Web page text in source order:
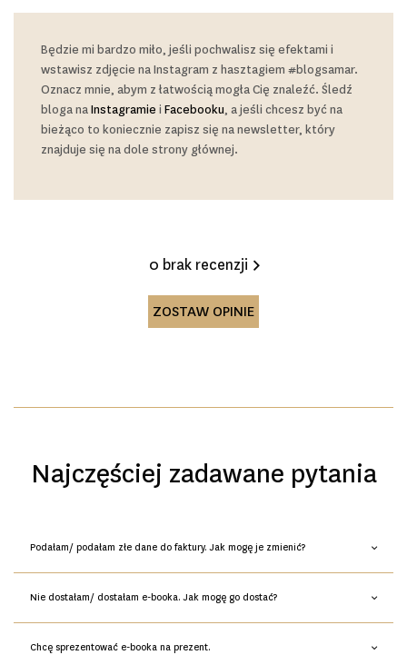
Będzie mi bardzo miło, jeśli pochwalisz się efektami i
wstawisz zdjęcie na Instagram z hasztagiem #blogsamar.
Oznacz mnie, abym z łatwością mogła Cię znaleźć. Śledź
bloga naInstagramie i Facebooku, a jeśli chcesz być na
bieżąco to koniecznie zapisz się na newsletter, który
znajduje się na dole strony głównej.
0 brak recenzji
ZOSTAW OPINIE
Najczęściej zadawane pytania
Podałam/ podałam złe dane do faktury. Jak mogę je zmienić?
Nie dostałam/ dostałam e-booka. Jak mogę go dostać?
Chcę sprezentować e-booka na prezent.